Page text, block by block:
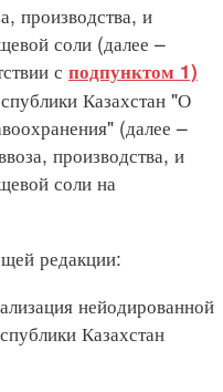
производства, и
соли (далее –
с подпунктом 1)
Казахстан "О
(далее –
производства, и
соли на
редакции:
нейодированной
Казахстан